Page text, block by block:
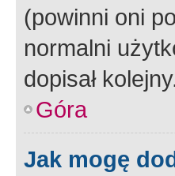
(powinni oni
normalni
dopisał
Góra
Jak mogę